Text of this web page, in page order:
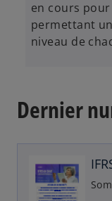
en cours
permettant
niveau de
Dernier